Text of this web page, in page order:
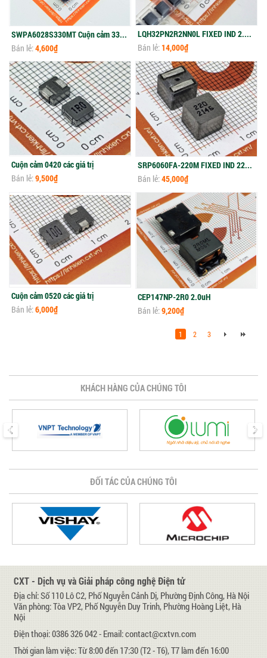
SWPA6028S330MT Cuộn cảm 33uH 1.22A SMD 6x6mm(2c)
Bán lẻ:4,600₫
LQH32PN2R2NN0L FIXED IND 2.2UH 1.6A 91.2MOHM 1210
Bán lẻ:14,000₫
Cuộn cảm 0420 các giá trị
Bán lẻ:9,500₫
SRP6060FA-220M FIXED IND 22UH 5A 60.5 MOHM 6.6x6.4mm
Bán lẻ:45,000₫
Cuộn cảm 0520 các giá trị
Bán lẻ:6,000₫
CEP147NP-2R0 2.0uH
Bán lẻ:9,200₫
1 2 3
KHÁCH HÀNG CỦA CHÚNG TÔI
prev next
ĐỐI TÁC CỦA CHÚNG TÔI
CXT - Dịch vụ và Giải pháp công nghệ Điện tử
Địa chỉ: Số 110 Lô C2, Phố Nguyễn Cảnh Dị, Phường Định Công, Hà Nội
Văn phòng: Tòa VP2, Phố Nguyễn Duy Trinh, Phường Hoàng Liệt, Hà
Nội
Điện thoại: 0386 326 042 - Email: contact@cxtvn.com
Thời gian làm việc: Từ 8:00 đến 17:30 (T2 - T6), T7 làm đến 16:00